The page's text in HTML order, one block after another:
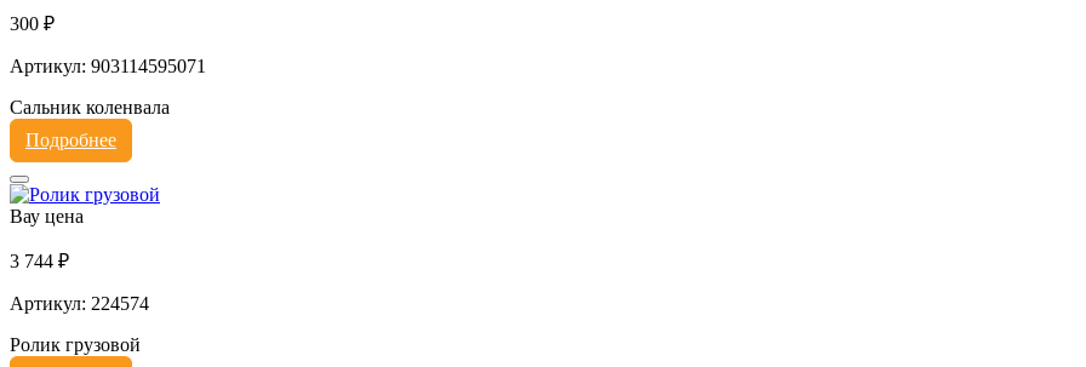
300 ₽
Артикул: 903114595071
Сальник коленвала
Подробнее
Вау цена
3 744 ₽
Артикул: 224574
Ролик грузовой